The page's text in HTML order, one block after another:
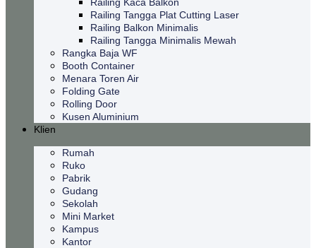
Railing Tangga Plat Cutting Laser
Railing Balkon Minimalis
Railing Tangga Minimalis Mewah
Rangka Baja WF
Booth Container
Menara Toren Air
Folding Gate
Rolling Door
Kusen Aluminium
Klien
Rumah
Ruko
Pabrik
Gudang
Sekolah
Mini Market
Kampus
Kantor